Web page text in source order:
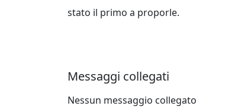
stato il primo a proporle.
Messaggi collegati
Nessun messaggio collegato